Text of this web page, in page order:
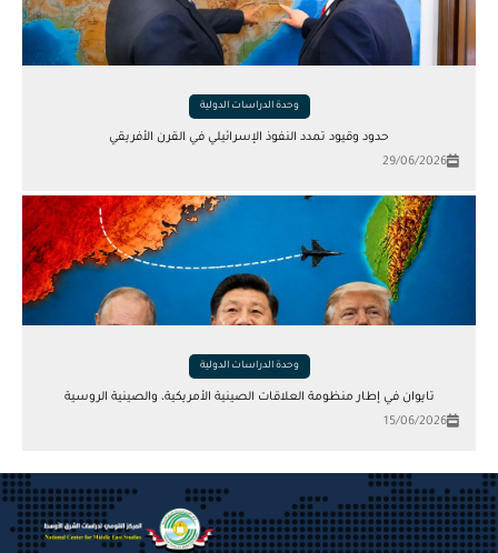
وحدة الدراسات الدولية
حدود وقيود تمدد النفوذ الإسرائيلي في القرن الأفريقي
29/06/2026
وحدة الدراسات الدولية
تايوان في إطار منظومة العلاقات الصينية الأمريكية، والصينية الروسية
15/06/2026